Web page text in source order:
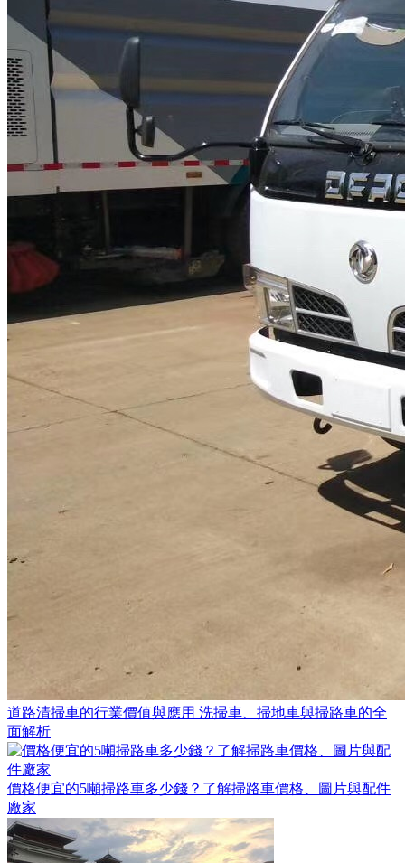
道路清掃車的行業價值與應用 洗掃車、掃地車與掃路車的全
面解析
價格便宜的5噸掃路車多少錢？了解掃路車價格、圖片與配件
廠家